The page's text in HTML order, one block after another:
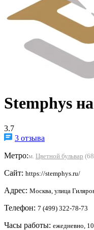
Stemphys
3.7
3 отзыва
Метро:м. Цветной бульвар
Сайт: https://stemphys.ru/
Адрес: Москва, улица
Телефон: 7 (499) 322-78-73
Часы работы: ежедневно,